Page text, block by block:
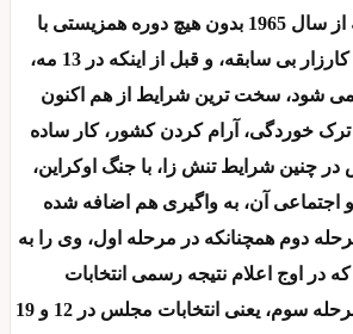
منتخب (اولین مورد که از سال 1965 بدون هیچ دوره همزیستی با
احزاب دیگر) بعد از یک کارزار بی سابقه، و قبل از اینکه در 13 مه،
شود، سخت ترین شرایط از هم اکنون
خوردگی، آرام کردن کشور، کار ساده
در چنین شرایط تنش زا، با جنگ اوکراین،
اجتماعی آن، به واگیری هم اضافه شده
دوم همچنانکه در مرحله اول، وی را به
که در اوج اعلام نتیجه رسمی انتخابات
ریاست جمهوی، نبرد مرحله سوم، یعنی انتخابات مجلس در 12 و 19